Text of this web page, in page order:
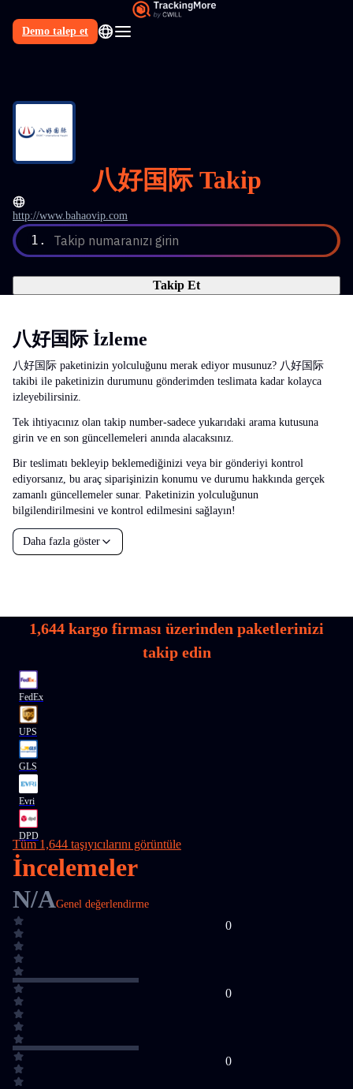
Demo talep et
八好国际 Takip
http://www.bahaovip.com
1. Takip numaranızı girin
Takip Et
八好国际 İzleme
八好国际 paketinizin yolculuğunu merak ediyor musunuz? 八好国际
takibi ile paketinizin durumunu gönderimden teslimata kadar kolayca
izleyebilirsiniz.
Tek ihtiyacınız olan takip number-sadece yukarıdaki arama kutusuna
girin ve en son güncellemeleri anında alacaksınız.
Bir teslimatı bekleyip beklemediğinizi veya bir gönderiyi kontrol
ediyorsanız, bu araç siparişinizin konumu ve durumu hakkında gerçek
zamanlı güncellemeler sunar. Paketinizin yolculuğunun
bilgilendirilmesini ve kontrol edilmesini sağlayın!
Daha fazla göster
1,644 kargo firması üzerinden paketlerinizi
takip edin
FedEx
UPS
GLS
Evri
DPD
Tüm 1,644 taşıyıcılarını görüntüle
İncelemeler
N/AGenel değerlendirme
0
0
0